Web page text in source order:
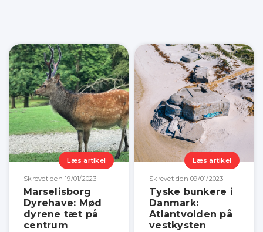
Læs artikel
Skrevet den 19/01/2023
Marselisborg
Dyrehave: Mød
dyrene tæt på
centrum
Læs artikel
Skrevet den 09/01/2023
Tyske bunkere i
Danmark:
Atlantvolden på
vestkysten